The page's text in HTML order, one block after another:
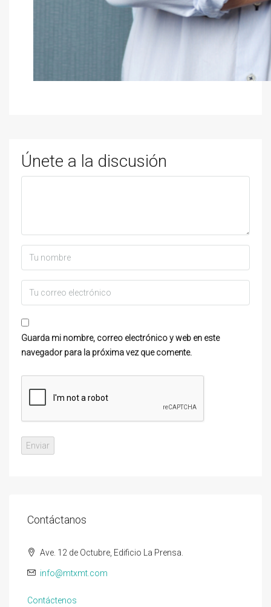
Únete a la discusión
Guarda mi nombre, correo electrónico y web en este
navegador para la próxima vez que comente.
Contáctanos
Ave. 12 de Octubre, Edificio La Prensa.
info@mtxmt.com
Contáctenos